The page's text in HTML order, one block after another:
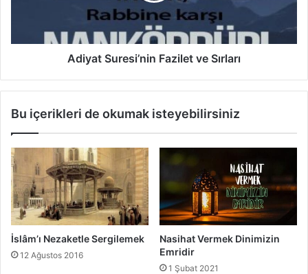
l
S
l
a
r
ı
r
n
F
a
z
i
l
t
v
Adiyat Suresi’nin Fazilet ve Sırları
Bu içerikleri de okumak isteyebilirsiniz
İslâm’ı Nezaketle Sergilemek
12 Ağustos 2016
Nasihat Vermek Dinimizin
Emridir
1 Şubat 2021